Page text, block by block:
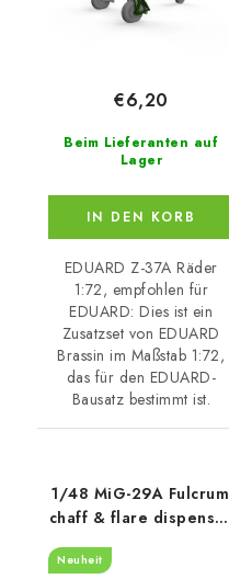
Beim Lieferanten auf
Lager
€6,20
IN DEN KORB
EDUARD Z-37A Räder
1:72, empfohlen für
EDUARD: Dies ist ein
Zusatzset von EDUARD
Brassin im Maßstab 1:72,
das für den EDUARD-
Bausatz bestimmt ist.
1/48 MiG-29A Fulcrum
chaff & flare dispenser
with F.O.D.
recommended for
Neuheit